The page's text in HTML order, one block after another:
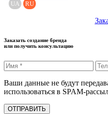
UA RU
Заказать создание бренда
или получить консультацию
Ваши данные не будут
использоваться в SPAM-
ОТПРАВИТЬ